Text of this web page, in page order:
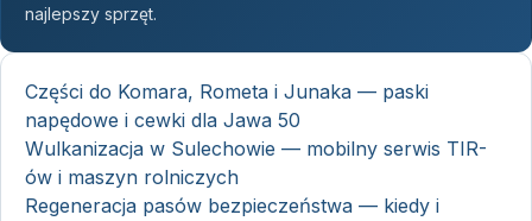
najlepszy sprzęt.
Części do Komara, Rometa i Junaka — paski
napędowe i cewki dla Jawa 50
Wulkanizacja w Sulechowie — mobilny serwis TIR-
ów i maszyn rolniczych
Regeneracja pasów bezpieczeństwa — kiedy i